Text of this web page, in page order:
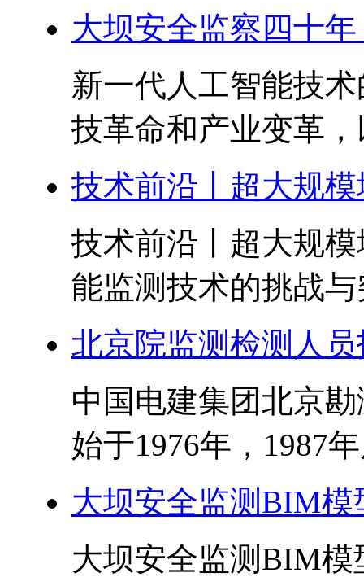
大坝安全监察四十
新一代人工智能技
技革命和产业变革
技术前沿丨超大规
技术前沿丨超大规
能监测技术的挑战
北京院监测检测人
中国电建集团北京
始于1976年，1987
大坝安全监测BIM
大坝安全监测BIM